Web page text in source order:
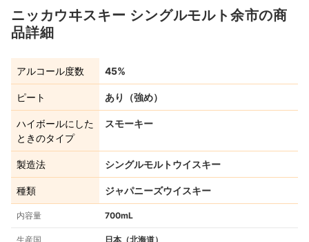
ニッカウヰスキー シングルモルト余市の商
品詳細
アルコール度数 45%
ピート あり（強め）
ハイボールにした
ときのタイプ
スモーキー
製造法 シングルモルトウイスキー
種類 ジャパニーズウイスキー
内容量 700mL
生産国 日本（北海道）